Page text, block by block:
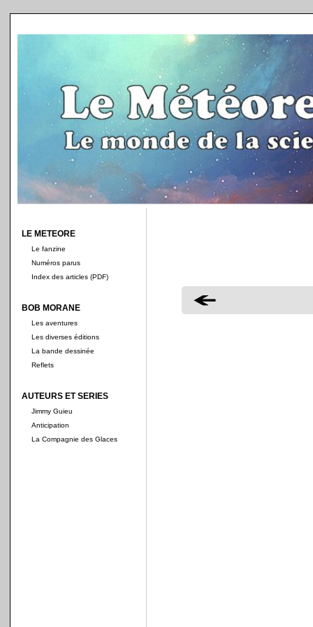
LE METEORE
Le fanzine
Numéros parus
Index des articles (PDF)
BOB MORANE
Les aventures
Les diverses éditions
La bande dessinée
Reflets
AUTEURS ET SERIES
Jimmy Guieu
Anticipation
La Compagnie des Glaces